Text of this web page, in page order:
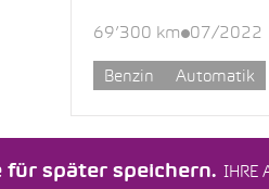
für später speichern. IHRE
69’300 km 07/2022
Benzin Automatik